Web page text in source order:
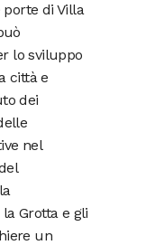
di Villa
lo sviluppo
città e
dei
nel
Grotta e gli
un